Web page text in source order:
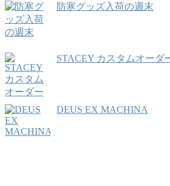
防寒グッズ入荷の週末
STACEY カスタムオーダ
DEUS EX MACHINA